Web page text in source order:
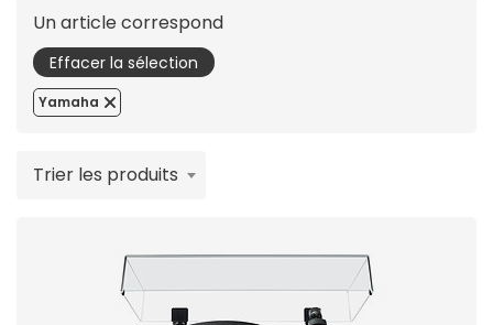
Un article correspond
Effacer la sélection
Yamaha
Trier les produits